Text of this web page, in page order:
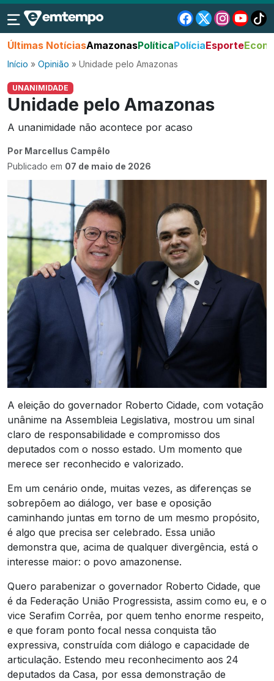
Últimas NotíciasAmazonasPolíticaPolíciaEsporte
Início » Opinião » Unidade pelo Amazonas
UNANIMIDADE
Unidade pelo Amazonas
A unanimidade não acontece por acaso
Por Marcellus Campêlo
Publicado em 07 de maio de 2026
A eleição do governador Roberto Cidade, com votação
unânime na Assembleia Legislativa, mostrou um sinal
claro de responsabilidade e compromisso dos
deputados com o nosso estado. Um momento que
merece ser reconhecido e valorizado.
Em um cenário onde, muitas vezes, as diferenças se
sobrepõem ao diálogo, ver base e oposição
caminhando juntas em torno de um mesmo propósito,
é algo que precisa ser celebrado. Essa união
demonstra que, acima de qualquer divergência, está o
interesse maior: o povo amazonense.
Quero parabenizar o governador Roberto Cidade, que
é da Federação União Progressista, assim como eu, e o
vice Serafim Corrêa, por quem tenho enorme respeito,
e que foram ponto focal nessa conquista tão
expressiva, construída com diálogo e capacidade de
articulação. Estendo meu reconhecimento aos 24
deputados da Casa, por essa demonstração de